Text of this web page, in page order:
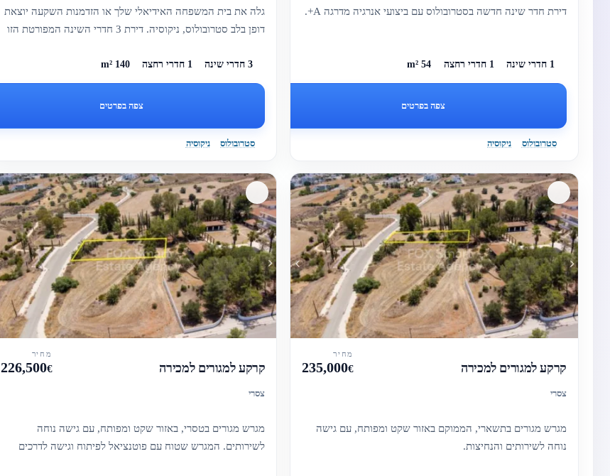
דירת חדר שינה חדשה בסטרובולוס עם ביצועי אנרגיה מדרגה A+.
1 חדרי שינה 1 חדרי רחצה 54 m²
צפה בפרטים
סטרובולוס ניקוסיה
גלה את בית המשפחה האידיאלי שלך או הזדמנות השקעה יוצאת
דופן בלב סטרובולוס, ניקוסיה. דירת 3 חדרי השינה המפורטת הזו
3 חדרי שינה 1 חדרי רחצה 140 m²
צפה בפרטים
סטרובולוס ניקוסיה
קרקע למגורים למכירה
צסרי
מחיר
€
235,000
מגרש מגורים בתשארי, הממוקם באזור שקט ומפותח, עם גישה
נוחה לשירותים והנחיצות.
קרקע למגורים למכירה
צסרי
מחיר
€
226,500
מגרש מגורים בטסרי, באזור שקט ומפותח, עם גישה נוחה
לשירותים. המגרש שטוח עם פוטנציאל לפיתוח וגישה לדרכים